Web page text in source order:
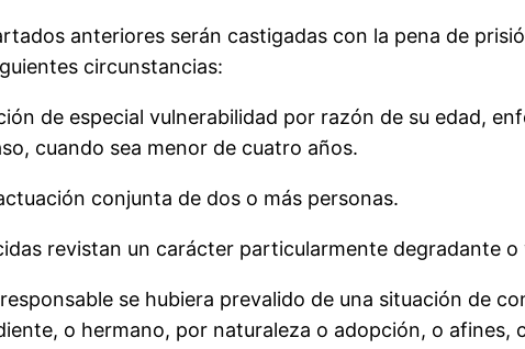
anteriores serán castigadas con la pena de
circunstancias:
de especial vulnerabilidad por razón de su edad,
cuando sea menor de cuatro años.
conjunta de dos o más personas.
revistan un carácter particularmente degradante o
se hubiera prevalido de una situación de
o hermano, por naturaleza o adopción, o afines,